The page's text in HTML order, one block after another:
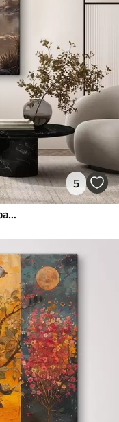
5
Kaks suurt halli, pikkade kaelade ja tiibadega kraanat, mis seisavad puudest ümbritsetud udujärves